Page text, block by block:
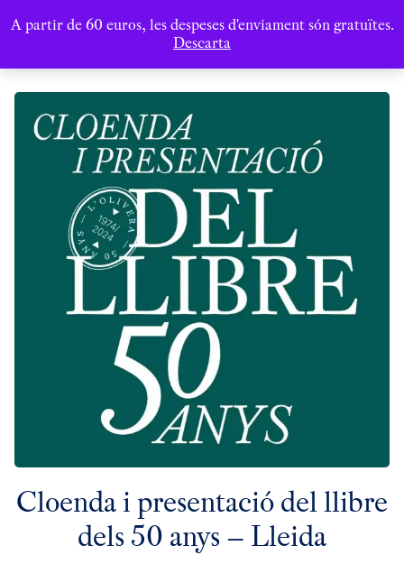
A partir de 60 euros, les despeses d'enviament són gratuïtes.
Descarta
Cloenda i presentació del llibre
dels 50 anys – Lleida